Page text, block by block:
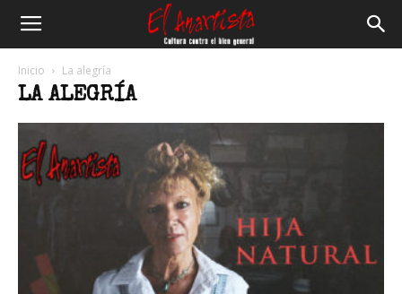
Anartista
Inicio La alegría
LA ALEGRÍA